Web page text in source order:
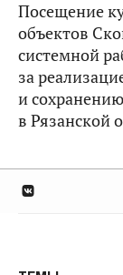
Посещение
объектов
системной
за
и
в Рязанской